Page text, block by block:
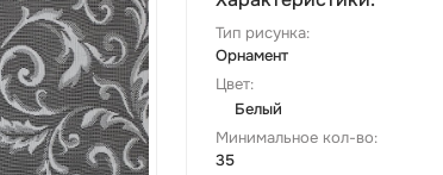
Тип рисунка:
Орнамент
Цвет:
Белый
Минимальное кол-во:
35